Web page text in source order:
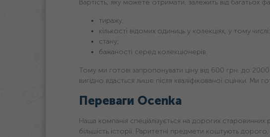
Вартість, яку можете отримати, залежить від багатьох
тиражу;
кількості відомих одиниць у колекціях, у тому числі;
стану;
бажаності серед колекціонерів.
Тому ми готові запропонувати ціну від 600 грн. дo
вигідно вдасться лише після кваліфікованої оцінки. Ми
Переваги Ocenka
Наша компанія спеціалізується на дорогих старовинних
більшість історії. Раритетні предмети коштують